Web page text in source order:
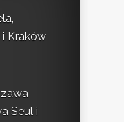
Kraków
Seul i